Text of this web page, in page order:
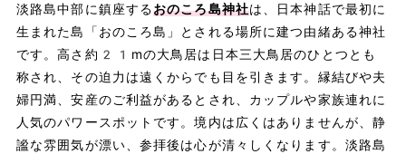
淡路島中部に鎮座するおのころ島神社は、日本神話で最初に
生まれた島「おのころ島」とされる場所に建つ由緒ある神社
です。高さ約21mの大鳥居は日本三大鳥居のひとつとも
称され、その迫力は遠くからでも目を引きます。縁結びや夫
婦円満、安産のご利益があるとされ、カップルや家族連れに
人気のパワースポットです。境内は広くはありませんが、静
謐な雰囲気が漂い、参拝後は心が清々しくなります。淡路島